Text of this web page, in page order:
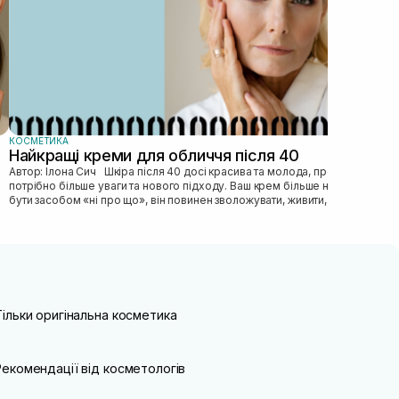
КОСМЕТИКА
Найкращі креми для обличчя після 40
Автор: Ілона Сич Шкіра після 40 досі красива та молода, просто їй
потрібно більше уваги та нового підходу. Ваш крем більше не може
бути засобом «ні про що», він повинен зволожувати, живити, покр...
оригінальна косметика
від косметологів